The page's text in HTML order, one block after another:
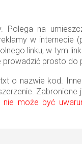
Polega na
w internecie
linku, w tym
prosto do
o nazwie kod.
nie może być